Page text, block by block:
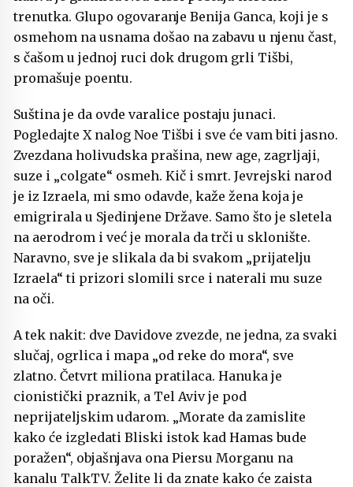
trenutka. Glupo ogovaranje Benija Ganca, koji je s
osmehom na usnama došao na zabavu u njenu čast,
s čašom u jednoj ruci dok drugom grli Tišbi,
promašuje poentu.
Suština je da ovde varalice postaju junaci.
Pogledajte X nalog Noe Tišbi i sve će vam biti jasno.
Zvezdana holivudska prašina, new age, zagrljaji,
suze i „colgate“ osmeh. Kič i smrt. Jevrejski narod
je iz Izraela, mi smo odavde, kaže žena koja je
emigrirala u Sjedinjene Države. Samo što je sletela
na aerodrom i već je morala da trči u sklonište.
Naravno, sve je slikala da bi svakom „prijatelju
Izraela“ ti prizori slomili srce i naterali mu suze
na oči.
A tek nakit: dve Davidove zvezde, ne jedna, za svaki
slučaj, ogrlica i mapa „od reke do mora“, sve
zlatno. Četvrt miliona pratilaca. Hanuka je
cionistički praznik, a Tel Aviv je pod
neprijateljskim udarom. „Morate da zamislite
kako će izgledati Bliski istok kad Hamas bude
poražen“, objašnjava ona Piersu Morganu na
kanalu TalkTV. Želite li da znate kako će zaista